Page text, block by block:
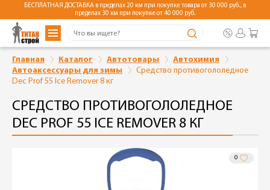
БЕСПЛАТНАЯ ДОСТАВКА в пределах 20 км при покупке товара от 30 000 руб., в
пределах 30 км при покупке от 40 000 руб.
Главная Каталог Автотовары
Автохимия
Автоаксессуары для зимы
Средство противогололедное
Dec Prof 55 Ice Remover 8 кг
СРЕДСТВО ПРОТИВОГОЛОЛЕДНОЕ
DEC PROF 55 ICE REMOVER 8 КГ
0